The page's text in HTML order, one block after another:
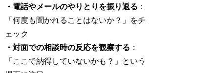
・電話やメールのやりとりを振り返る ：
「何度も聞かれることはないか？」をチ
ェック
・対面での相談時の反応を観察する ：
「ここで納得していないかも？」という